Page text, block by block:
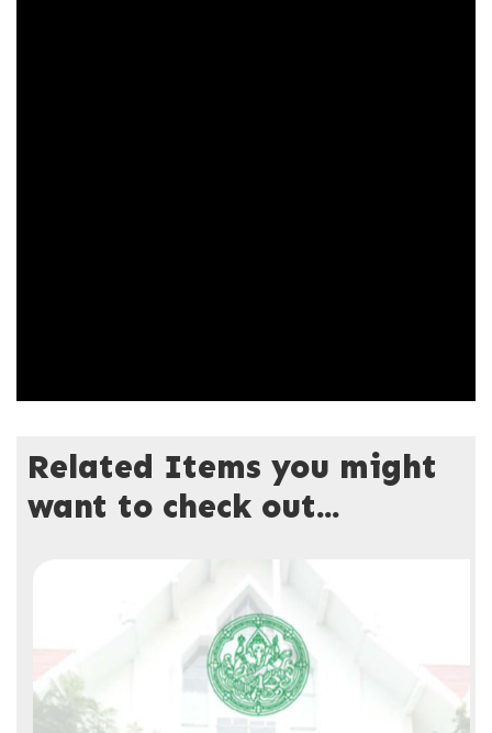
Related Items you might
want to check out...